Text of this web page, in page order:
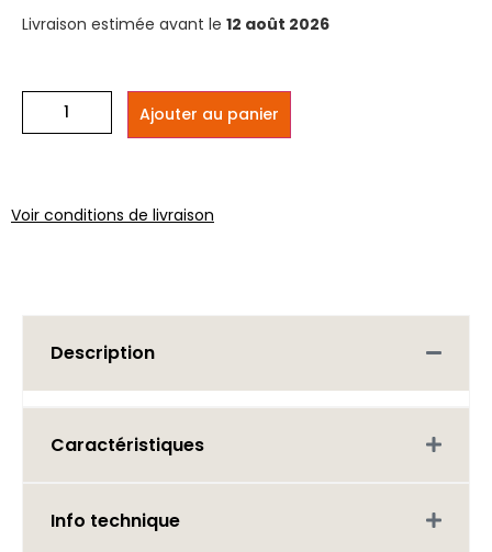
Livraison estimée avant le 12 août 2026
Ajouter au panier
Voir conditions de livraison
Description
Caractéristiques
Info technique